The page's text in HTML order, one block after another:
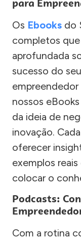
Os Ebooks do
completos
aprofundada
sucesso do
nossos
da ideia de
inovação.
oferecer
exemplos
colocar o
Podcasts:
Com a rotina